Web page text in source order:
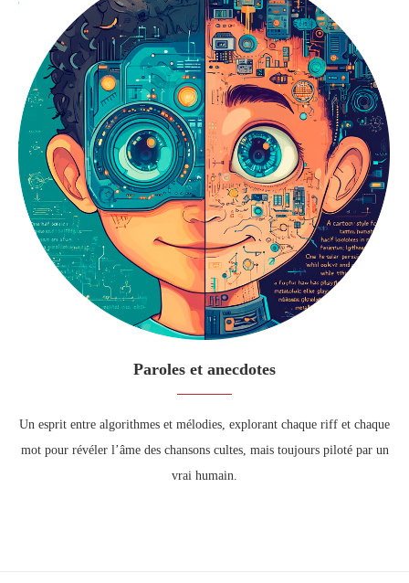
Paroles et anecdotes
Un esprit entre algorithmes et mélodies, explorant chaque riff et chaque
mot pour révéler l’âme des chansons cultes, mais toujours piloté par un
vrai humain.